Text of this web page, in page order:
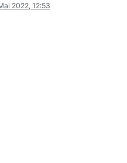
2022, 12:53